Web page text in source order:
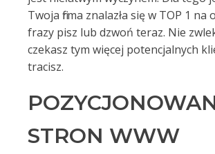
Twoja firma znalazła się w TOP 1 na
frazy pisz lub dzwoń teraz. Nie
czekasz tym więcej potencjalnych
tracisz.
STRON WWW